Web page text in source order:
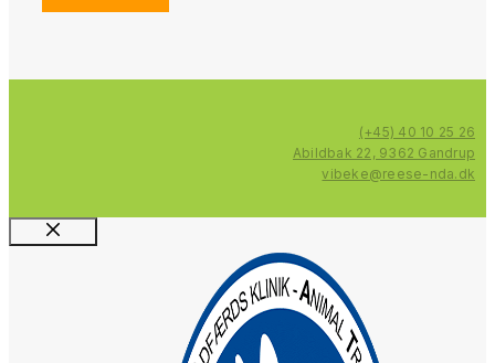
(+45) 40 10 25 26
Abildbak 22, 9362 Gandrup
vibeke@reese-nda.dk
Luk